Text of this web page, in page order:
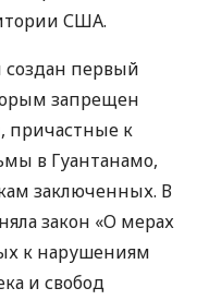
США.
создан первый
запрещен
причастные к
в Гуантанамо,
заключенных. В
закон «О мерах
к нарушениям
и свобод